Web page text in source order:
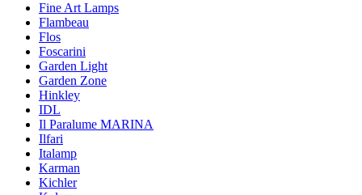
Fine Art Lamps
Flambeau
Flos
Foscarini
Garden Light
Garden Zone
Hinkley
IDL
Il Paralume MARINA
Ilfari
Italamp
Karman
Kichler